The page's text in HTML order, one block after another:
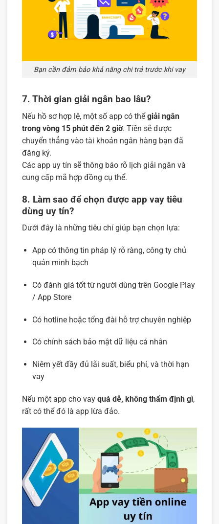
Bạn cần đảm bảo khả năng chi trả trước khi vay
7. Thời gian giải ngân bao lâu?
Nếu hồ sơ hợp lệ, một số app có thểgiải ngân
trong vòng 15 phút đến 2 giờ. Tiền sẽ được
chuyển thẳng vào tài khoản ngân hàng bạn đã
đăng ký.
Các app uy tín sẽ thông báo rõ lịch giải ngân và
cung cấp mã hợp đồng cụ thể.
8. Làm sao để chọn được app vay tiêu
dùng uy tín?
Dưới đây là những tiêu chí giúp bạn chọn lựa:
App có thông tin pháp lý rõ ràng, công ty chủ
quản minh bạch
Có đánh giá tốt từ người dùng trên Google Play
/ App Store
Có hotline hoặc tổng đài hỗ trợ chuyên nghiệp
Có chính sách bảo mật dữ liệu cá nhân
Niêm yết đầy đủ lãi suất, biểu phí, và thời hạn
vay
Nếu một app cho vay quá dễ, không thẩm định gì,
rất có thể đó là app lừa đảo.